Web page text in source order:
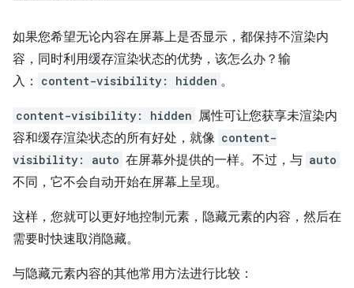
如果您希望无论内容在屏幕上是否显示，都保持不渲染内
容，同时利用缓存渲染状态的优势，该怎么办？输
入：
content-visibility: hidden 。
content-visibility: hidden 属性可让您获享未渲染内
容和缓存渲染状态的所有好处，就像 content-
visibility: auto 在屏幕外提供的一样。不过，与 auto
不同，它不会自动开始在屏幕上呈现。
这样，您就可以更好地控制元素，隐藏元素的内容，然后在
需要时快速取消隐藏。
与隐藏元素内容的其他常用方法进行比较：